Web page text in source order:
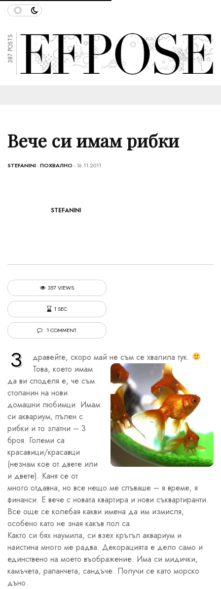
387 POSTS
Вече си имам рибки
STEFANINI-ПОХВАЛНО - 16.11.2011
STEFANINI
357 VIEWS
1 SEC
1 COMMENT
З
дравейте, скоро май не съм се хвалила тук.
Това, което имам
да ви споделя е, че съм
стопанин на нови
домашни любимци. Имам
си аквариум, пълен с
рибки и то златни – 3
броя. Големи са
красавици/красавци
(незнам кое от двете или
и двете). Каня се от
много отдавна, но все нещо ме спъваше – я време, я
финанси. Е вече с новата квартира и нови съквартиранти.
Все още се колебая какви имена да им измисля,
особено като не зная какъв пол са.
Както си бях наумила, си взех кръгъл аквариум и
наистина много ме радва. Декорацията е дело само и
единствено на моето въображение. Има си мидички,
камъчета, рапанчета, сандъче. Получи се като морско
дъно.